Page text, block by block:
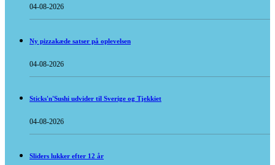
04-08-2026
Ny pizzakæde satser på oplevelsen
04-08-2026
Sticks'n'Sushi udvider til Sverige og Tjekkiet
04-08-2026
Sliders lukker efter 12 år